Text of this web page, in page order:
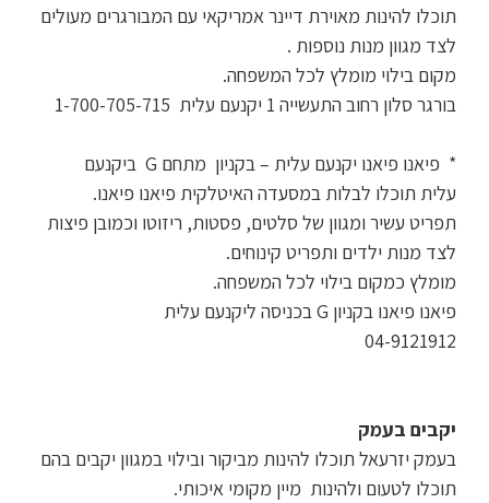
תוכלו להינות מאוירת דיינר אמריקאי עם המבורגרים מעולים
לצד מגוון מנות נוספות .
מקום בילוי מומלץ לכל המשפחה.
בורגר סלון רחוב התעשייה 1 יקנעם עלית 1-700-705-715
* פיאנו פיאנו יקנעם עלית – בקניון מתחם G ביקנעם
עלית תוכלו לבלות במסעדה האיטלקית פיאנו פיאנו.
תפריט עשיר ומגוון של סלטים, פסטות, ריזוטו וכמובן פיצות
לצד מנות ילדים ותפריט קינוחים.
מומלץ כמקום בילוי לכל המשפחה.
פיאנו פיאנו בקניון G בכניסה ליקנעם עלית
04-9121912
יקבים בעמק
בעמק יזרעאל תוכלו להינות מביקור ובילוי במגוון יקבים בהם
תוכלו לטעום ולהינות מיין מקומי איכותי.